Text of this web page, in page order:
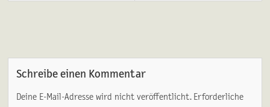
Schreibe einen Kommentar
Deine E-Mail-Adresse wird nicht veröffentlicht. Erforderliche